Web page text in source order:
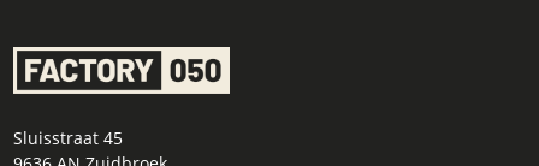
Sluisstraat 45